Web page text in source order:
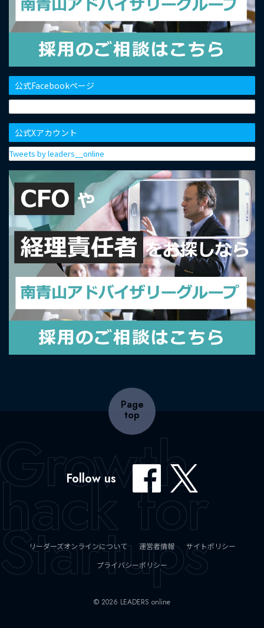
公式Facebookページ
公式Xアカウント
Tweets by leaders__online
Page
top
Follow us
リーダーズオンラインについて 運営者情報
サイトポリシー
プライバシーポリシー
© 2026 LEADERS online